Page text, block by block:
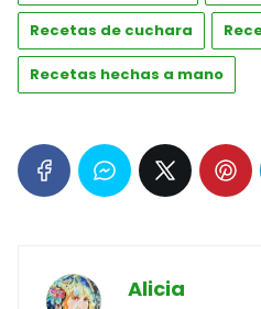
Recetas de cuchara
Recetas hechas a mano
Alicia